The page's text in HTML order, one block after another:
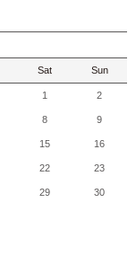
Sat Sun
1 2
8 9
15 16
22 23
29 30